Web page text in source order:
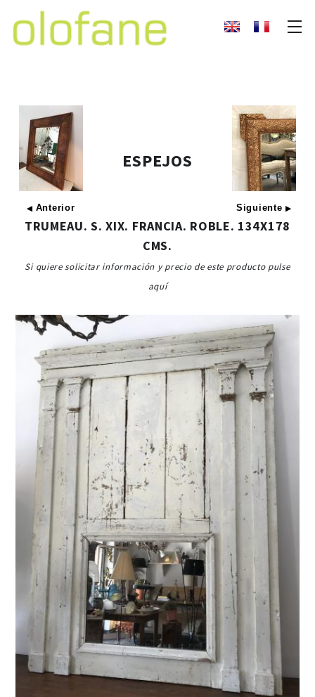
◀ Anterior
ESPEJOS
Siguiente▶
TRUMEAU. S. XIX. FRANCIA. ROBLE. 134X178
CMS.
Si quiere solicitar información y precio de este producto pulse
aquí